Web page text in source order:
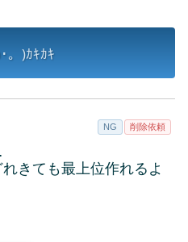
。)ｶｷｶｷ
NG 削除依頼
きても最上位作れるよ